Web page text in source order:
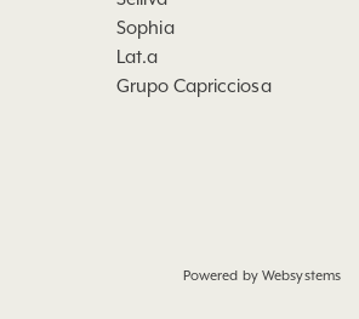
Sophia
Lat.a
Grupo Capricciosa
Powered by Websystems